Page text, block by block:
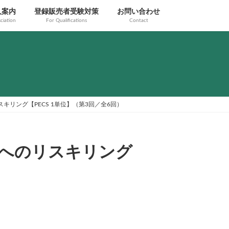
内 登録販売者受験対策
For Qualifications
お問い合わせ
Contact
リング【PECS 1単位】（第3回／全6回）
のリスキリング